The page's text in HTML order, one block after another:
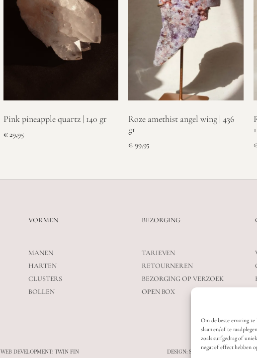
Om de beste ervaring
slaan en/of te
zoals surfgedrag of
negatief effect hebben
Pink pineapple quartz | 140 gr
€29,95
Roze amethist angel wing | 436
gr
€99,95
VORMEN
MANEN
HARTEN
CLUSTERS
BOLLEN
BEZORGING
TARIEVEN
RETOURNEREN
BEZORGING OP VERZOEK
OPEN BOX
WEB DEVELOPMENT: TWIN FIN DESIGN: STUDIO SANNE-LOTTE